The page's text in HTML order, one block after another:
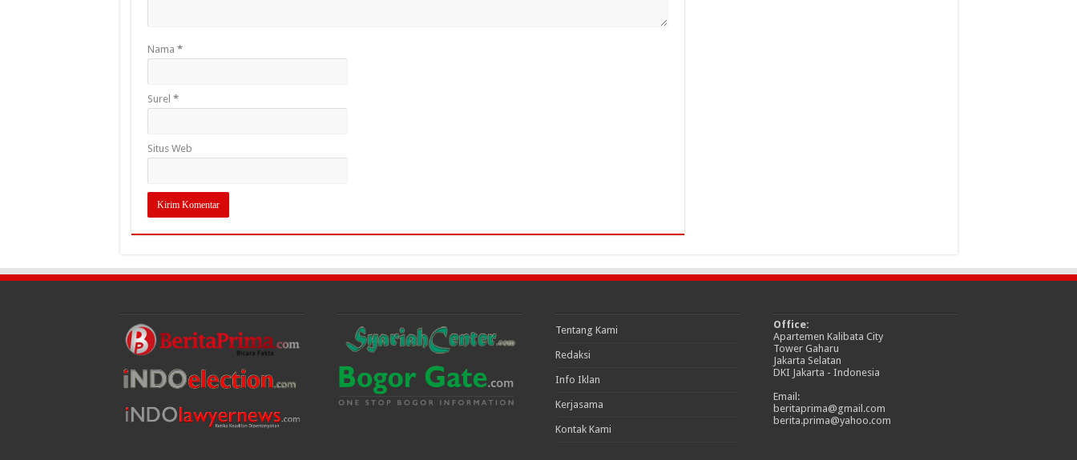
Nama *
Surel *
Situs Web
Tentang Kami
Redaksi
Info Iklan
Kerjasama
Kontak Kami
Office:
Apartemen Kalibata City
Tower Gaharu
Jakarta Selatan
DKI Jakarta - Indonesia
Email:
beritaprima@gmail.com
berita.prima@yahoo.com